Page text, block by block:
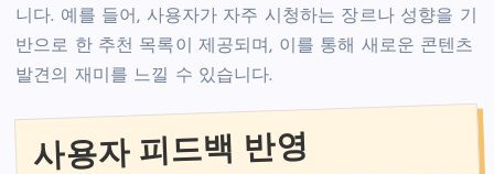
니다. 예를 들어, 사용자가 자주 시청하는 장르나 성향을 기
반으로 한 추천 목록이 제공되며, 이를 통해 새로운 콘텐츠
발견의 재미를 느낄 수 있습니다.
사용자 피드백 반영